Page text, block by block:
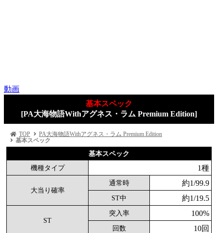
動画
基本スペック
[PA大海物語Withアグネス・ラム Premium Edition]
TOP
PA大海物語Withアグネス・ラム Premium Edition
基本スペック
基本スペック
機種タイプ
1種
大当り確率
通常時 約1/99.9
ST中 約1/19.5
ST
突入率 100%
回数 10回